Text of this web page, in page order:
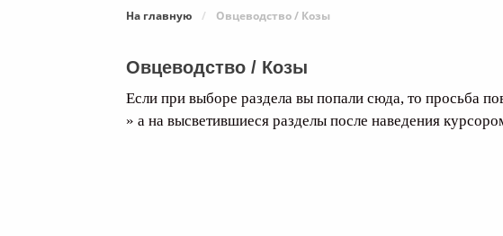
На главную / Овцеводство / Козы
Овцеводство / Козы
Если при выборе раздела вы попали сюда, то просьба
» а на высветившиеся разделы после наведения